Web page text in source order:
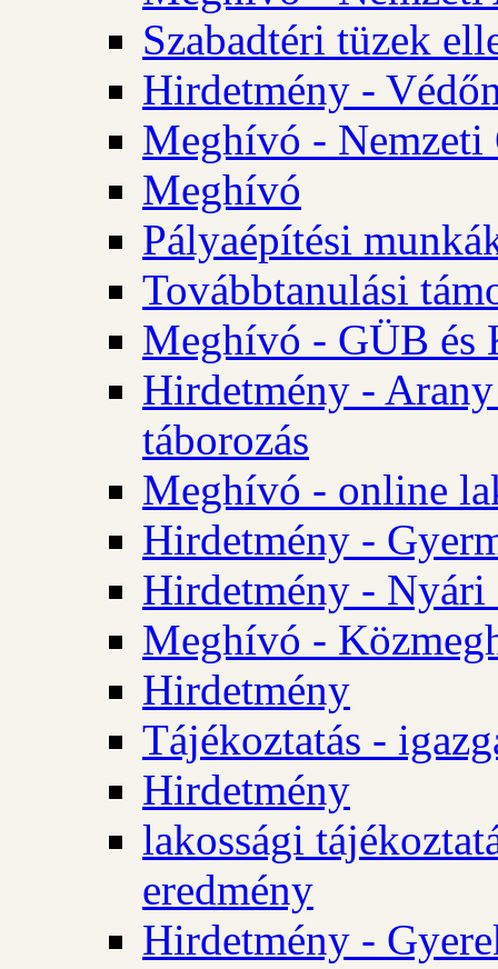
Szabadtéri tüzek
Hirdetmény -
Meghívó - Nemzeti
Meghívó
Pályaépítési
Továbbtanulási
Meghívó - GÜB és
Hirdetmény - Arany
táborozás
Meghívó - online
Hirdetmény -
Hirdetmény - Nyári
Meghívó -
Hirdetmény
Tájékoztatás -
Hirdetmény
lakossági
eredmény
Hirdetmény -